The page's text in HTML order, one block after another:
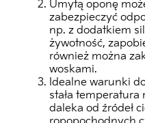
Umytą oponę
zabezpieczyć
np. z dodatkiem
żywotność,
również można
woskami.
Idealne warunki
stała
daleka od źródeł